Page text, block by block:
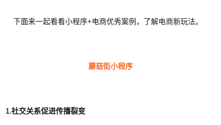
下面来一起看看小程序+电商优秀案例，了解电商新玩法。
蘑菇街小程序
1.社交关系促进传播裂变